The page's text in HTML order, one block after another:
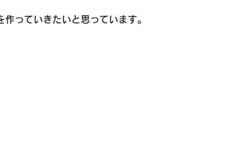
っていきたいと思っています。